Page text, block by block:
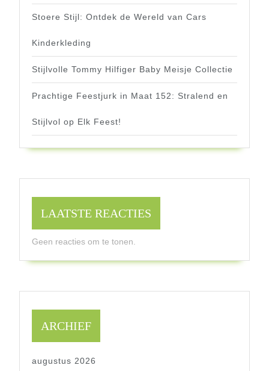
Stoere Stijl: Ontdek de Wereld van Cars
Kinderkleding
Stijlvolle Tommy Hilfiger Baby Meisje Collectie
Prachtige Feestjurk in Maat 152: Stralend en
Stijlvol op Elk Feest!
LAATSTE REACTIES
Geen reacties om te tonen.
ARCHIEF
augustus 2026